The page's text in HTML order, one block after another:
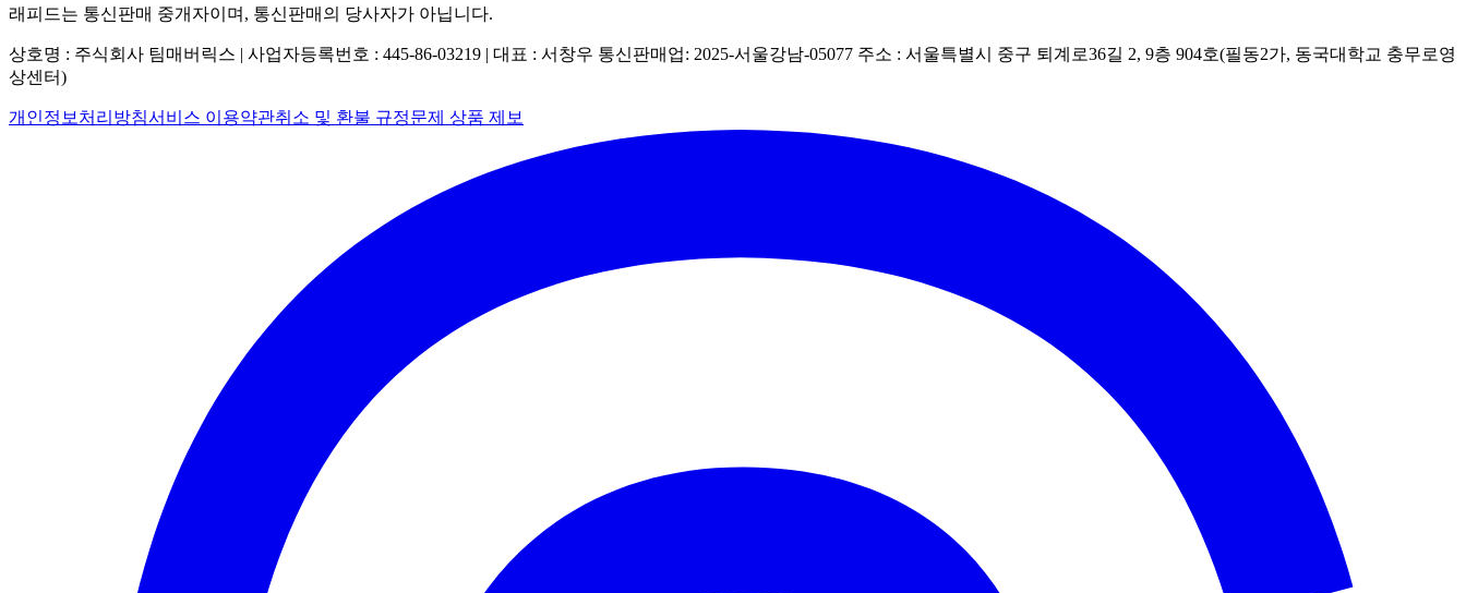
래피드는 통신판매 중개자이며, 통신판매의 당사자가 아닙니다.
상호명 : 주식회사 팀매버릭스 | 사업자등록번호 : 445-86-03219 | 대표 : 서창우 통신판매업: 2025-서울강남-05077 주소 : 서울특별시 중구 퇴계로36길 2, 9층 904호(필동2가, 동국대학교 충무로영
상센터)
개인정보처리방침서비스 이용약관취소 및 환불 규정문제 상품 제보